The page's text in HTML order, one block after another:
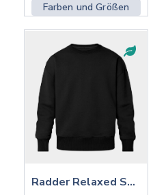
Farben und Größen
Radder Relaxed Sweatshirt ST/ST | STSU857